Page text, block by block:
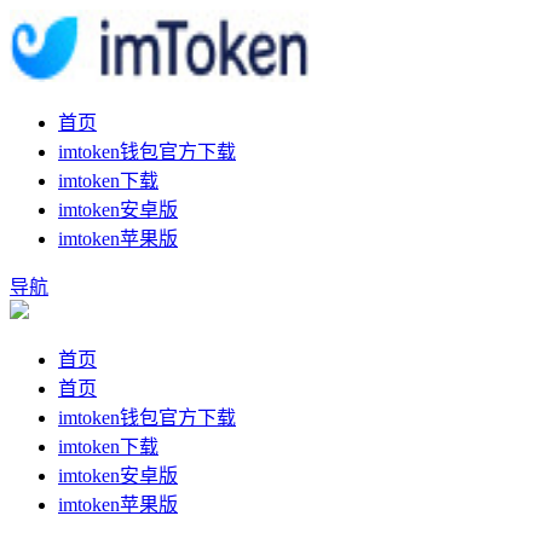
首页
imtoken钱包官方下载
imtoken下载
imtoken安卓版
imtoken苹果版
导航
首页
首页
imtoken钱包官方下载
imtoken下载
imtoken安卓版
imtoken苹果版